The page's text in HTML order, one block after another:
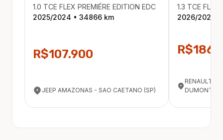
1.0 TCE FLEX PREMIÉRE EDITION EDC
2025/2024 • 34866 km
R$107.900
JEEP AMAZONAS - SAO CAETANO (SP)
1.3 TCE FLEX
2026/2025
RENAULT
DUMONT